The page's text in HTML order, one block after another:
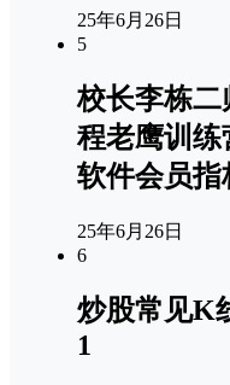
25年6月26日
5
校长李栋
程老鹰训练
软件会员指
25年6月26日
6
炒股常见K
1